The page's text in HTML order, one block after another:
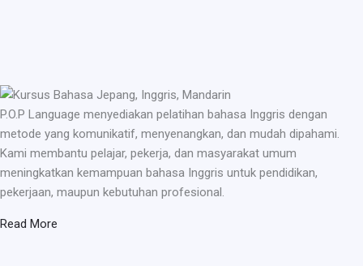
P.O.P Language menyediakan pelatihan bahasa Inggris dengan
metode yang komunikatif, menyenangkan, dan mudah dipahami.
Kami membantu pelajar, pekerja, dan masyarakat umum
meningkatkan kemampuan bahasa Inggris untuk pendidikan,
pekerjaan, maupun kebutuhan profesional.
Read More